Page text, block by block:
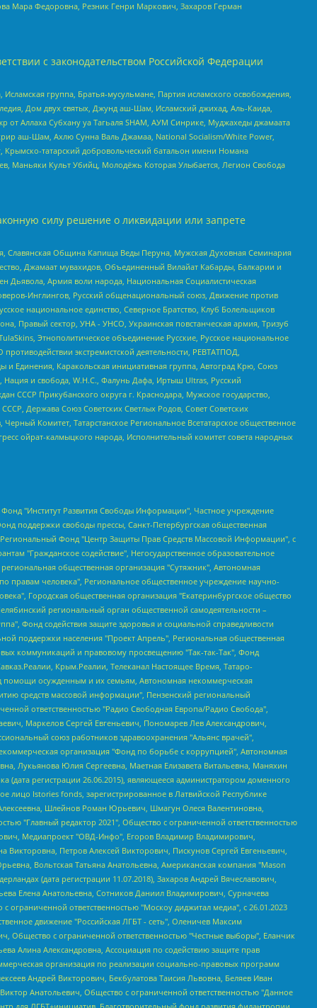
Мара Федоровна, Резник Генри Маркович, Захаров Герман
с законодательством Российской Федерации
группа, Братья-мусульмане, Партия исламского освобождения,
Дом двух святых, Джунд аш-Шам, Исламский джихад, Аль-Каида,
Аллаха Субхану уа Тагьаля SHAM, АУМ Синрике, Муджахеды джамаата
аш-Шам, Ахлю Сунна Валь Джамаа, National Socialism/White Power,
Крымско-татарский добровольческий батальон имени Номана
Маньяки Культ Убийц, Молодёжь Которая Улыбается, Легион Свобода
силу решение о ликвидации или запрете
Славянская Община Капища Веды Перуна, Мужская Духовная Семинария
Джамаат мувахидов, Объединенный Вилайат Кабарды, Балкарии и
Дьявола, Армия воли народа, Национальная Социалистическая
Инглингов, Русский общенациональный союз, Движение против
национальное единство, Северное Братство, Клуб Болельщиков
Правый сектор, УНА - УНСО, Украинская повстанческая армия, Тризуб
Этнополитическое объединение Русские, Русское национальное
экстремистской деятельности, РЕВТАТПОД,
Единения, Каракольская инициативная группа, Автоград Крю, Союз
Нация и свобода, W.H.С., Фалунь Дафа, Иртыш Ultras, Русский
Прикубанского округа г. Краснодара, Мужское государство,
Держава Союз Советских Светлых Родов, Совет Советских
Комитет, Татарстанское Региональное Всетатарское общественное
ойрат-калмыцкого народа, Исполнительный комитет совета народных
группа ЛГБТ+ "Реверс", Алексеев Андрей Викторович, Бекбулатова Таисия Львовна, Беляев Иван Михайлович, Владыкина Елена Сергеевна, Гельман Марат Александрович, Никульшина Вероника Юрьевна, Толоконникова Надежда Андреевна, Шендерович Виктор Анатольевич, Общество с ограниченной ответственностью "Данное сообщение", Общество с ограниченной ответственностью Издательский дом "Новая глава", Айнбиндер Александра Александровна, Московский комьюнити-центр для ЛГБТ+инициатив, Благотворительный фонд развития филантропии, Deutsche Welle (Германия, Kurt-Schumacher-Strasse 3, 53113 Bonn), Борзунова Мария Михайловна, Воробьев Виктор Викторович, Голубева Анна Львовна, Константинова Алла Михайловна, Малкова Ирина Владимировна, Мурадов Мурад Абдулгалимович, Осетинская Елизавета Николаевна, Понасенков Евгений Николаевич, Ганапольский Матвей Юрьевич, Киселев Евгений Алексеевич, Борухович Ирина Григорьевна, Дремин Иван Тимофеевич, Дубровский Дмитрий Викторович, Красноярская региональная общественная организация поддержки и развития альтернативных образовательных технологий и межкультурных коммуникаций "ИНТЕРРА", Маяковская Екатерина Алексеевна, Фейгин Марк Захарович, Филимонов Андрей Викторович, Дзугкоева Регина Николаевна, Доброхотов Роман Александрович, Дудь Юрий Александрович, Елкин Сергей Владимирович, Кругликов Кирилл Игоревич, Сабунаева Мария Леонидовна, Семенов Алексей Владимирович, Шаинян Карен Багратович, Шульман Екатерина Михайловна, Асафьев Артур Валерьевич, Вахштайн Виктор Семенович, Венедиктов Алексей Алексеевич, Лушникова Екатерина Евгеньевна, Волков Леонид Михайлович, Невзоров Александр Глебович, Пархоменко Сергей Борисович, Сироткин Ярослав Николаевич, Кара-Мурза Владимир Владимирович, Баранова Наталья Владимировна, Гозман Леонид Яковлевич, Кагарлицкий Борис Юльевич, Климарев Михаил Валерьевич, Милов Владимир Станиславович, Автономная некоммерческая организация Краснодарский центр современного искусства "Типография", Моргенштерн Алишер Тагирович, Соболь Любовь Эдуардовна, Общество с ограниченной ответственностью "ЛИЗА НОРМ", Каспаров Гарри Кимович, Ходорковский Михаил Борисович, Общество с ограниченной ответственностью "Апрельские тезисы", Данилович Ирина Брониславовна, Кашин Олег Владимирович, Петров Николай Владимирович, Пивоваров Алексей Владимирович, Соколов Михаил Владимирович, Цветкова Юлия Владимировна, Чичваркин Евгений Александрович, Комитет против пыток/Команда против пыток, Общество с ограниченной ответственностью "Первый научный", Общество с ограниченной ответственностью "Вертолет и ко", Белоцерковская Вероника Борисовна, Кац Максим Евгеньевич, Лазарева Татьяна Юрьевна, Шаведдинов Руслан Табризович, Яшин Илья Валерьевич, Общество с ограниченной ответственностью "Иноагент ААВ", Алешковский Дмитрий Петрович, Альбац Евгения Марковна, Быков Дмитрий Львович, Галямина Юлия Евгеньевна, Лойко Сергей Леонидович, Мартынов Кирилл Константинович, Медведев Сергей Александрович, Крашенинников Федор Геннадиевич, Гордеева Катерина Вл